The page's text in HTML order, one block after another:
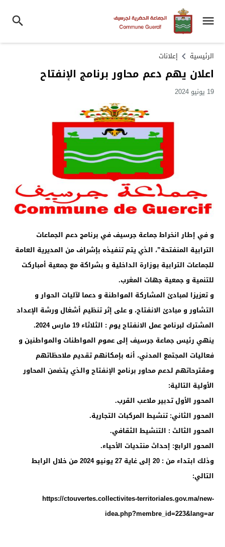
الرئيسية إعلانات
اعلان يهم دعم محاور برنامج الإنفتاح
19 يونيو 2024
و في إطار انخراط جماعة جرسيف في برنامج دعم الجماعات
الترابية المنفتحة”، الذي يتم تنفيذه بإشراف من المديرية العامة
للجماعات الترابية بوزارة الداخلية و بشراكة مع جمعية أمباركت
للتنمية و جمعية جهات المغرب.
و تعزيزا لمبادئ المشاركة المواطنة و دعما لآليات الحوار و
التشاور و مبادئ الانفتاح، و على إثر تنظيم أشغال ورشة الإعداد
المشترك لبرنامج عمل الانفتاح يوم : الثلاثاء 19 مارس 2024.
ينهي رئيس جماعة جرسيف إلى عموم المواطنات والمواطنين و
فعاليات المجتمع المدني، أنه بإمكانهم تقديم ملاحظاتهم
ومقترحاتهم لدعم محاوربرنامج الإنفتاح والذي يتضمن المحاور
الأولية التالية:
المحور الأول تدبير ملاعب القرب.
المحور الثاني: تنشيط المركبات التجارية.
المحور الثالث : التنشيط الثقافي.
المحور الرابع: إحداث منتديات الأحياء.
وذلك ابتداء من : 20 إلى غاية 27 يونيو 2024 من خلال الرابط
التالي:
https://ctouvertes.collectivites-territoriales.gov.ma/new-
idea.php?membre_id=223&lang=ar